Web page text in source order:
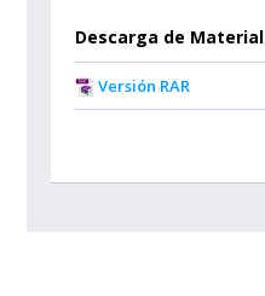
Descarga de Material
Versión RAR